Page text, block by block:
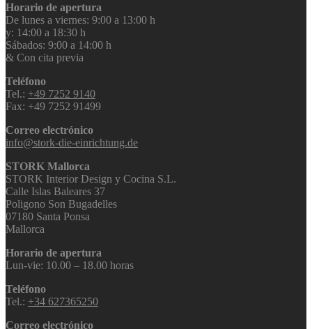
Horario de apertura
De lunes a viernes: 9:00 a 13:00 h
y: 14:00 a 18:30 h
Sábados: 9:00 a 14:00 h
& Con cita previa
Teléfono
Tel.: +49 7252 9140
Fax: +49 7252 91499
Correo electrónico
info@stork-die-einrichtung.de
STORK Mallorca
STORK Interior Design y Cocina S.L.
Calle Islas Baleares 37
Poligono Son Bugadelles
07180 Santa Ponsa
Mallorca
Horario de apertura
Lun-vie: 10.00 – 18.00 horas
Teléfono
Tel.: +34 627365250
Correo electrónico